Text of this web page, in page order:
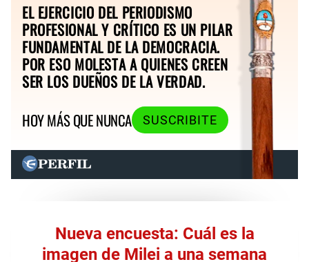
EL EJERCICIO DEL PERIODISMO
PROFESIONAL Y CRÍTICO ES UN PILAR
FUNDAMENTAL DE LA DEMOCRACIA.
POR ESO MOLESTA A QUIENES CREEN
SER LOS DUEÑOS DE LA VERDAD.
HOY MÁS QUE NUNCA
SUSCRIBITE
Nueva encuesta: Cuál es la
imagen de Milei a una semana